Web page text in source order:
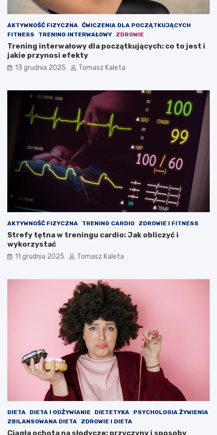
n
i
o
w
ą
AKTYWNOŚĆ FIZYCZNA ĆWICZENIA DLA POCZĄTKUJĄCYCH
FITNESS
TRENING INTERWAŁOWY ZDROWIE
Trening interwałowy dla początkujących: co to jest i
jakie przynosi efekty
13 grudnia 2025 Tomasz Kaleta
AKTYWNOŚĆ FIZYCZNA TRENING CARDIO ZDROWIE I FITNESS
Strefy tętna w treningu cardio: Jak obliczyć i
wykorzystać
11 grudnia 2025 Tomasz Kaleta
DIETA DIETA I ODŻYWIANIE DIETETYKA
PSYCHOLOGIA ŻYWIENIA
ZBILANSOWANA DIETA
ZDROWIE I DIETA
Ciągła ochota na słodycze: przyczyny i sposoby